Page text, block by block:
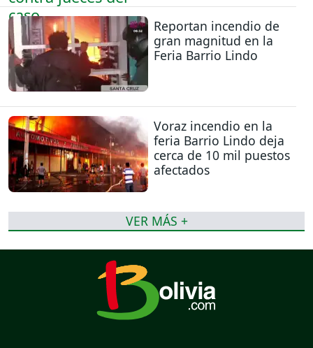
Reportan incendio de
gran magnitud en la
Feria Barrio Lindo
Voraz incendio en la
feria Barrio Lindo deja
cerca de 10 mil puestos
afectados
VER MÁS +